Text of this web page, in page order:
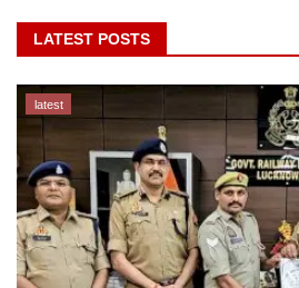
LATEST POSTS
latest